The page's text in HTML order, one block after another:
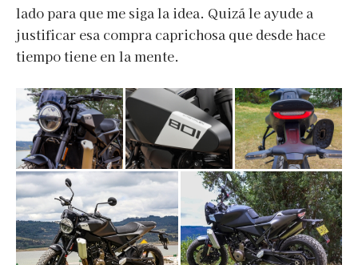
lado para que me siga la idea. Quizá le ayude a
justificar esa compra caprichosa que desde hace
tiempo tiene en la mente.